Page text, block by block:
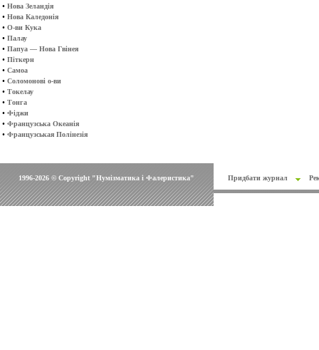
• Нова Зеландія
• Нова Каледонія
• О-ви Кука
• Палау
• Папуа — Нова Гвінея
• Піткерн
• Самоа
• Соломонові о-ви
• Токелау
• Тонга
• Фіджи
• Французська Океанія
• Французськая Полінезія
1996-2026 © Copyright "Нумізматика і Фалеристика" Придбати журнал